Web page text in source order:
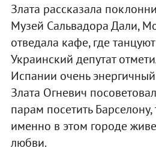
Злата рассказала
Музей Сальвадора Дали,
отведала кафе, где
Украинский депутат
Испании очень
Злата Огневич
парам посетить Барселону,
именно в этом городе
любви.